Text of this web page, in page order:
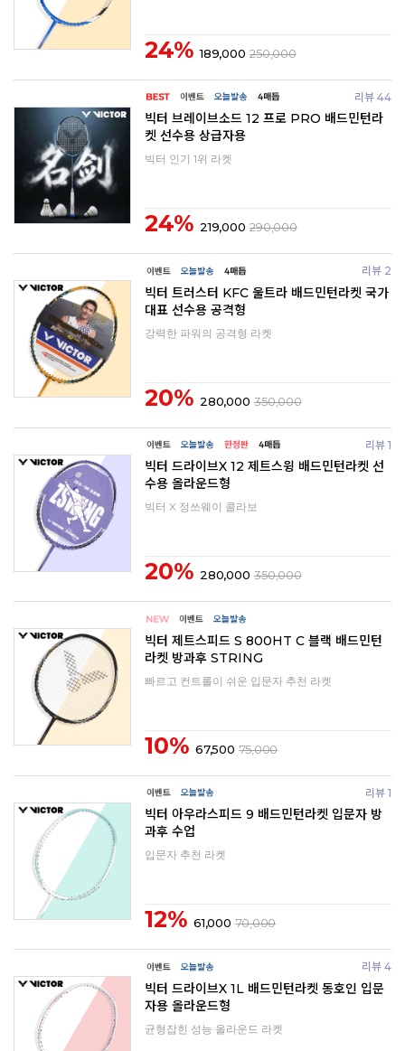
24% 189,000 250,000
리뷰 44
빅터 브레이브소드 12 프로 PRO 배드민턴라
켓 선수용 상급자용
빅터 인기 1위 라켓
24% 219,000 290,000
리뷰 2
빅터 트러스터 KFC 울트라 배드민턴라켓 국가
대표 선수용 공격형
강력한 파워의 공격형 라켓
20% 280,000 350,000
리뷰 1
빅터 드라이브X 12 제트스윙 배드민턴라켓 선
수용 올라운드형
빅터 X 정쓰웨이 콜라보
20% 280,000 350,000
빅터 제트스피드 S 800HT C 블랙 배드민턴
라켓 방과후 STRING
빠르고 컨트롤이 쉬운 입문자 추천 라켓
10% 67,500 75,000
리뷰 1
빅터 아우라스피드 9 배드민턴라켓 입문자 방
과후 수업
입문자 추천 라켓
12% 61,000 70,000
리뷰 4
빅터 드라이브X 1L 배드민턴라켓 동호인 입문
자용 올라운드형
균형잡힌 성능 올라운드 라켓